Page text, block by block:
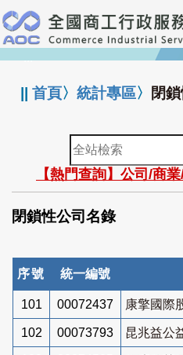
跳
到
主
要
:::
||首頁〉統計專區〉 閉
全
站
檢
索
【熱門查詢】公司/商
閉鎖性公司名錄
序號 統一編號
101 00072437 康擎國際
102 00073793 昆兆益公